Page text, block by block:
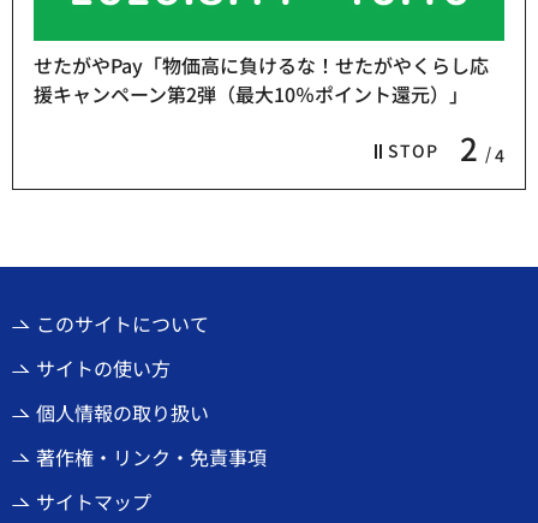
STOP 2 4
せたがやPay「物価高に負けるな！せたがやくらし応
援キャンペーン第2弾（最大10％ポイント還元）」
このサイトについて
サイトの使い方
個人情報の取り扱い
著作権・リンク・免責事項
サイトマップ